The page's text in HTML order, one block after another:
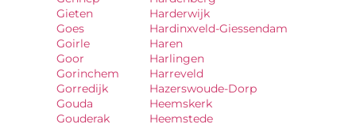
Gieten
Goes
Goirle
Goor
Gorinchem
Gorredijk
Gouda
Gouderak
Harderwijk
Hardinxveld-Giessendam
Haren
Harlingen
Harreveld
Hazerswoude-Dorp
Heemskerk
Heemstede